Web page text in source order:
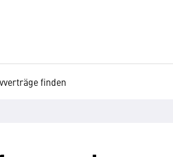
finden